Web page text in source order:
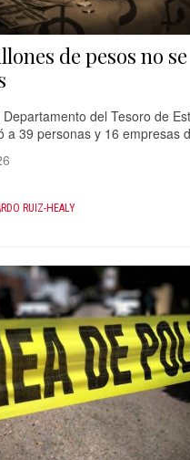
de pesos no se
del Tesoro de
a 39 personas y 16 empresas
RUIZ-HEALY